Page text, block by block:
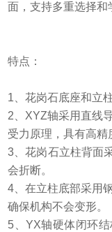
面，支持多重选择和
特点：
1、花岗石底座和立
2、XYZ轴采用直线
受力原理，具有高精
3、花岗石立柱背面
会折断。
4、在立柱底部采用
确保机构不会变形。
5、YX轴硬体闭环